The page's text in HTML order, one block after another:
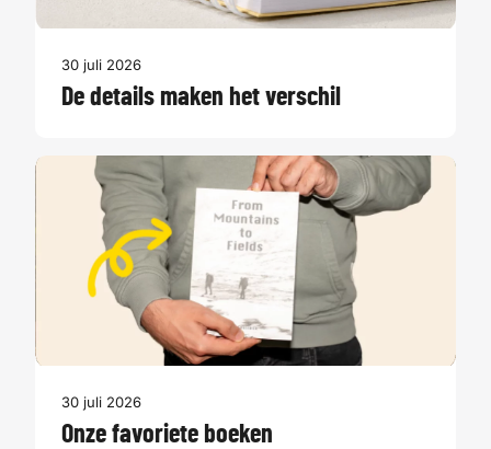
30 juli 2026
De details maken het verschil
30 juli 2026
Onze favoriete boeken